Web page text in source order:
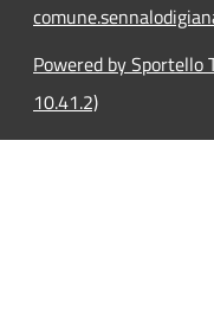
Powered by Sportello
10.41.2)